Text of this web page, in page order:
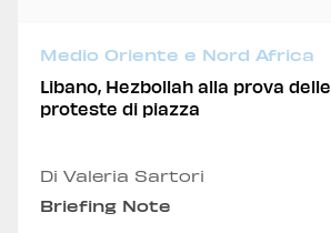
Medio Oriente e Nord Africa
Libano, Hezbollah alla prova delle
proteste di piazza
Di Valeria Sartori
Briefing Note